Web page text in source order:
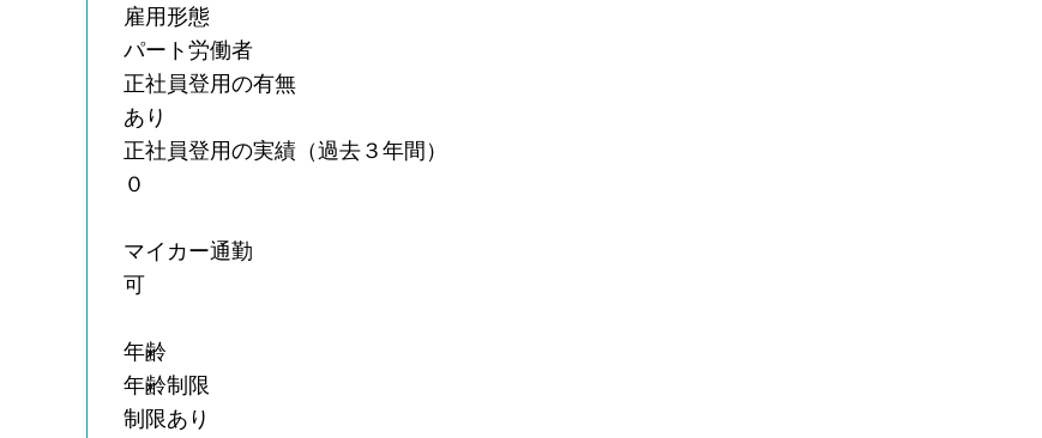
雇用形態
パート労働者
正社員登用の有無
あり
正社員登用の実績（過去３年間）
０
マイカー通勤
可
年齢
年齢制限
制限あり